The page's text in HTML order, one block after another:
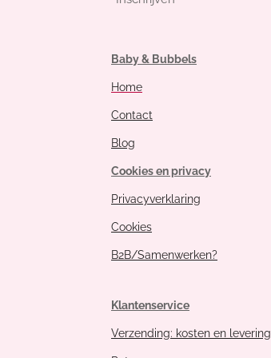
Baby & Bubbels
Home
Contact
Blog
Cookies en privacy
Privacyverklaring
Cookies
B2B/Samenwerken?
Klantenservice
Verzending: kosten en levering